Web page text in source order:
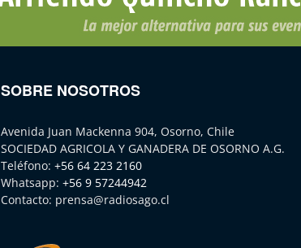
SOBRE NOSOTROS
Avenida Juan Mackenna 904, Osorno, Chile
SOCIEDAD AGRICOLA Y GANADERA DE OSORNO A.G.
Teléfono: +56 64 223 2160
Whatsapp: +56 9 57244942
Contacto: prensa@radiosago.cl